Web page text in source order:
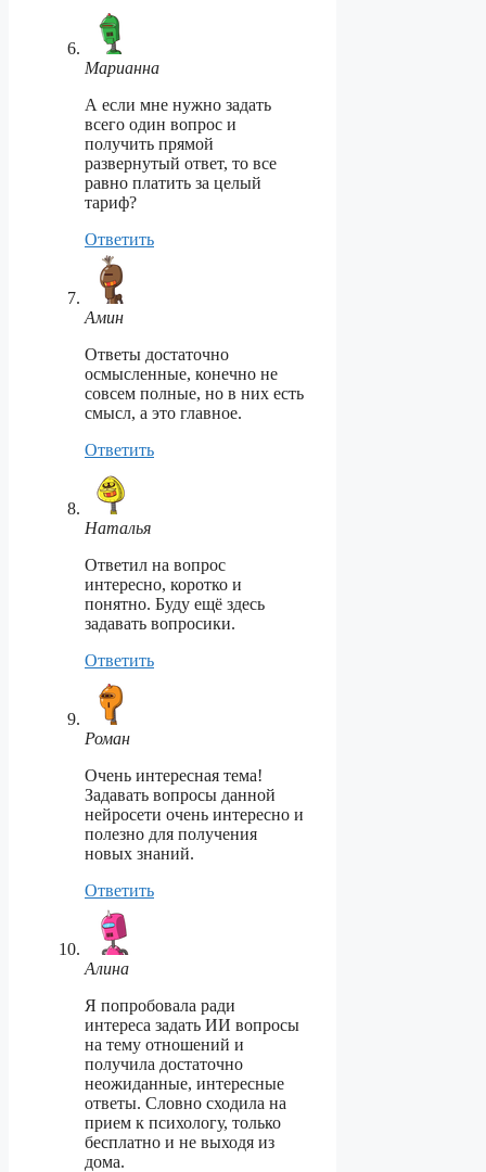
Марианна
А если мне нужно задать
всего один вопрос и
получить прямой
развернутый ответ, то все
равно платить за целый
тариф?
Ответить
Амин
Ответы достаточно
осмысленные, конечно не
совсем полные, но в них есть
смысл, а это главное.
Ответить
Наталья
Ответил на вопрос
интересно, коротко и
понятно. Буду ещё здесь
задавать вопросики.
Ответить
Роман
Очень интересная тема!
Задавать вопросы данной
нейросети очень интересно и
полезно для получения
новых знаний.
Ответить
Алина
Я попробовала ради
интереса задать ИИ вопросы
на тему отношений и
получила достаточно
неожиданные, интересные
ответы. Словно сходила на
прием к психологу, только
бесплатно и не выходя из
дома.